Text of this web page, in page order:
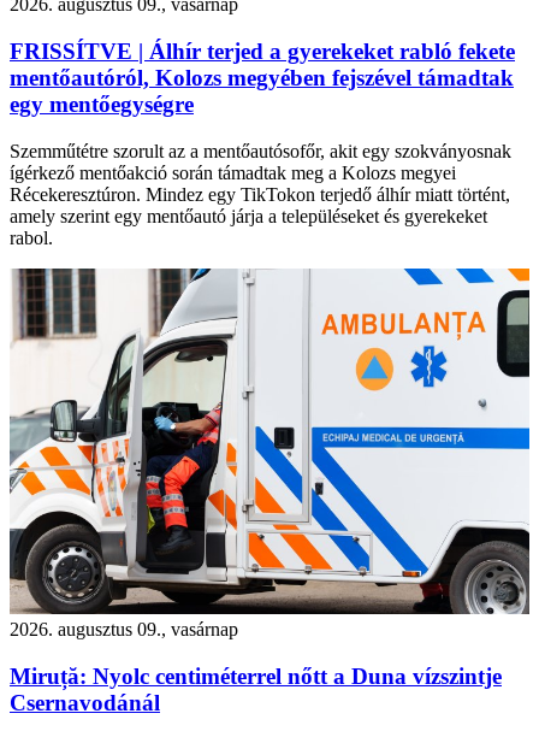
2026. augusztus 09., vasárnap
FRISSÍTVE | Álhír terjed a gyerekeket rabló fekete
mentőautóról, Kolozs megyében fejszével támadtak
egy mentőegységre
Szemműtétre szorult az a mentőautósofőr, akit egy szokványosnak
ígérkező mentőakció során támadtak meg a Kolozs megyei
Récekeresztúron. Mindez egy TikTokon terjedő álhír miatt történt,
amely szerint egy mentőautó járja a településeket és gyerekeket
rabol.
2026. augusztus 09., vasárnap
Miruță: Nyolc centiméterrel nőtt a Duna vízszintje
Csernavodánál